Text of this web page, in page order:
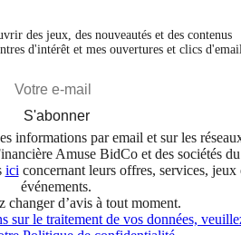
des jeux, des nouveautés et des contenus
d'intérêt et mes ouvertures et clics
S'abonner
informations par email et sur les
Amuse BidCo et des sociétés du
ici concernant leurs offres, services, jeux
événements.
changer d’avis à tout moment.
sur le traitement de vos données,